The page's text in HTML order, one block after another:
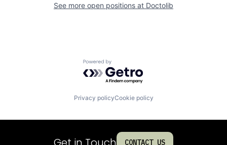
See more open positions at Doctolib
Powered by Getro.com
Privacy policyCookie policy
CONTACT US